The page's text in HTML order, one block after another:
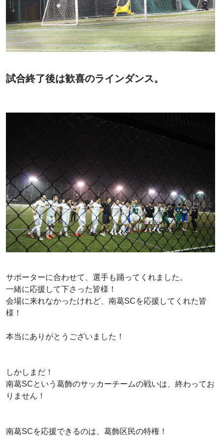
試合終了後は歓喜のラインダンス。
サポーターに合わせて、選手も踊ってくれました。
一緒に応援して下さった皆様！
会場に来れなかったけれど、南葛SCを応援してくれた皆
様！
本当にありがとうございました！
しかしまだ！
南葛SCという葛飾のサッカーチームの戦いは、終わってお
りません！
南葛SCを応援できるのは、葛飾区民の特権！